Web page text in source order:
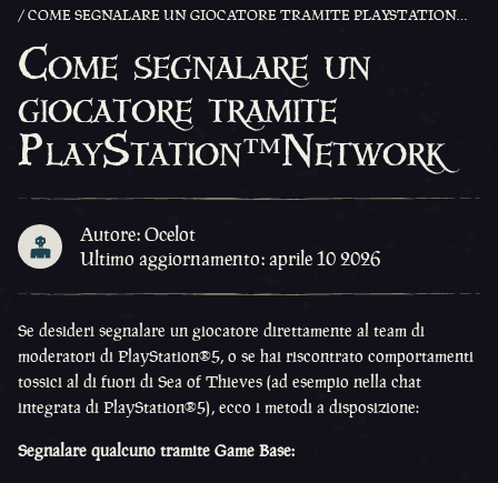
COME SEGNALARE UN GIOCATORE TRAMITE PLAYSTATION™NETWORK
Come segnalare un
giocatore tramite
PlayStation™Network
Autore: Ocelot
Ultimo aggiornamento: aprile 10 2026
Se desideri segnalare un giocatore direttamente al team di
moderatori di PlayStation®5, o se hai riscontrato comportamenti
tossici al di fuori di Sea of Thieves (ad esempio nella chat
integrata di PlayStation®5), ecco i metodi a disposizione:
Segnalare qualcuno tramite Game Base: